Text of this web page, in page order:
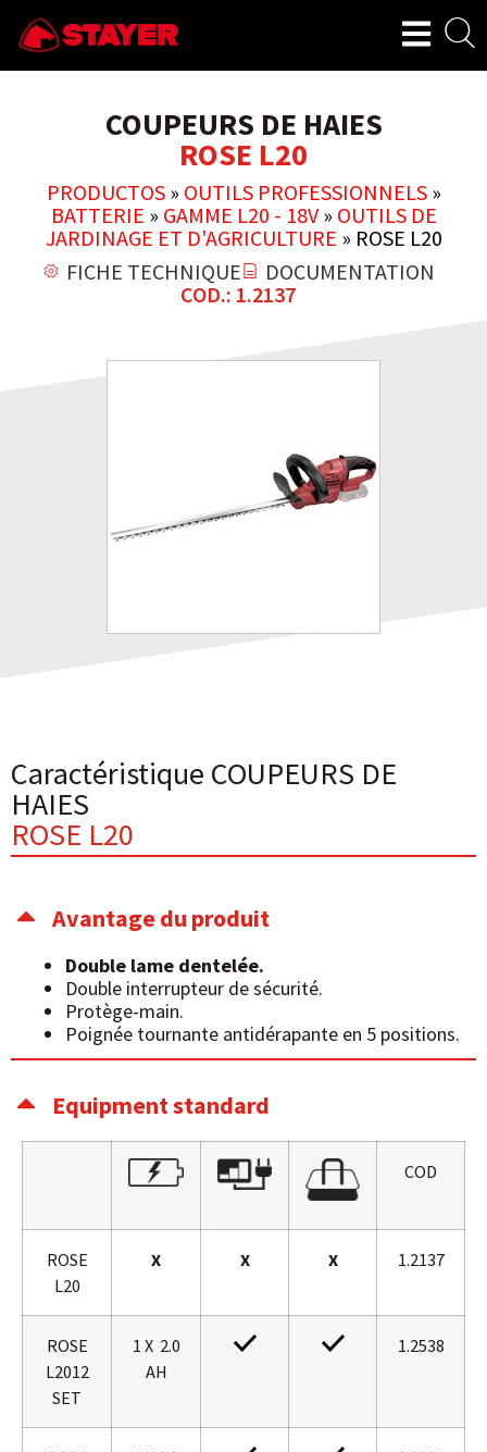
COUPEURS DE HAIES
ROSE L20
PRODUCTOS» OUTILS PROFESSIONNELS»
BATTERIE » GAMME L20 - 18V» OUTILS DE
JARDINAGE ET D'AGRICULTURE » ROSE L20
FICHE TECHNIQUE
DOCUMENTATION
COD.: 1.2137
Caractéristique COUPEURS DE
HAIES
ROSE L20
Avantage du produit
Double lame dentelée.
Double interrupteur de sécurité.
Protège-main.
Poignée tournante antidérapante en 5 positions.
Equipment standard
COD
ROSE
L20
X X X 1.2137
ROSE
L2012
SET
1 X 2.0
AH
1.2538